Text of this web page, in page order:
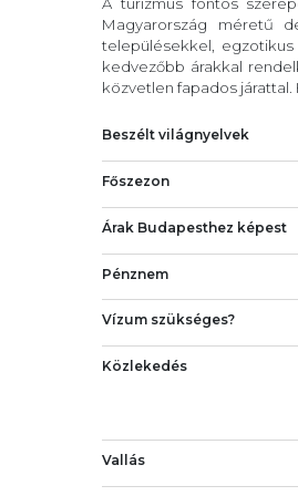
Magyarország méretű
településekkel,
kedvezőbb árakkal
közvetlen fapados járattal.
Beszélt világnyelvek
Főszezon
Árak Budapesthez képest
Pénznem
Vízum szükséges?
Közlekedés
Vallás